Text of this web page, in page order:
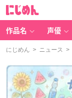
作品名 声優
にじめん > ニュース >